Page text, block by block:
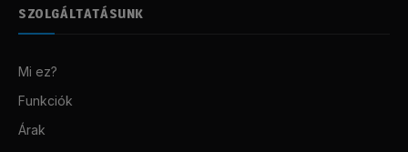
SZOLGÁLTATÁSUNK
Mi ez?
Funkciók
Árak